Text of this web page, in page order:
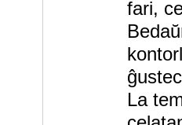
fari,
La